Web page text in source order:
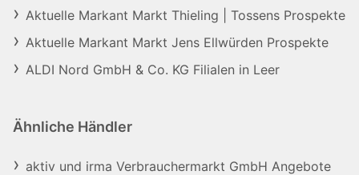
Aktuelle Markant Markt Thieling | Tossens Prospekte
Aktuelle Markant Markt Jens Ellwürden Prospekte
ALDI Nord GmbH & Co. KG Filialen in Leer
Ähnliche Händler
aktiv und irma Verbrauchermarkt GmbH Angebote